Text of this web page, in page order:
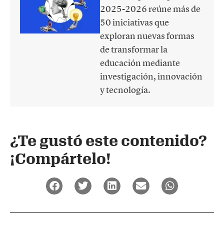
2025-2026 reúne más de
50 iniciativas que
exploran nuevas formas
de transformar la
educación mediante
investigación, innovación
y tecnología.
¿Te gustó este contenido?
¡Compártelo!